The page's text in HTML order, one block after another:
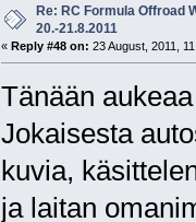
Re: RC Formula Offroad
20.-21.8.2011
« Reply #48 on: 23 August, 2011,
Tänään
Jokaisesta
kuvia,
ja laitan